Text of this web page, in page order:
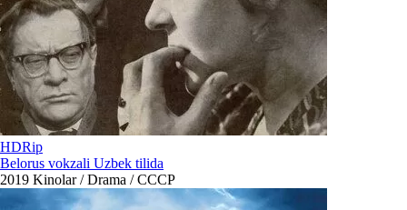
HDRip
Belorus vokzali Uzbek tilida
2019 Kinolar / Drama / СССР